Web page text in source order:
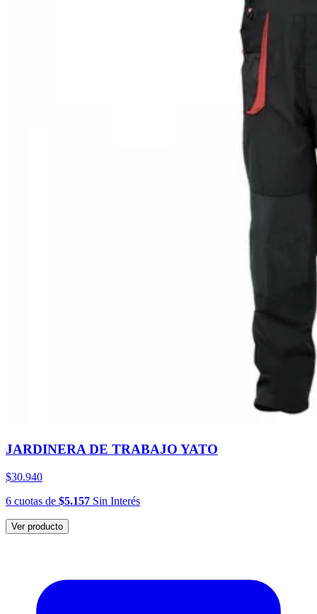
JARDINERA DE TRABAJO YATO
$30.940
6 cuotas de $5.157 Sin Interés
Ver producto